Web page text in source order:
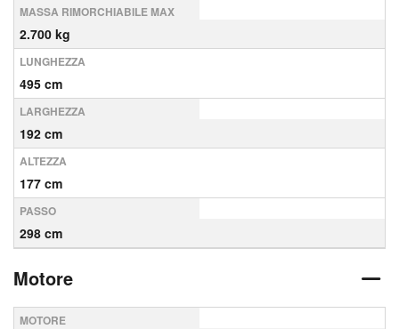
MASSA RIMORCHIABILE MAX
2.700 kg
LUNGHEZZA
495 cm
LARGHEZZA
192 cm
ALTEZZA
177 cm
PASSO
298 cm
Motore
MOTORE